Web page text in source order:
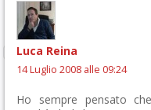
Luca Reina
14 Luglio 2008 alle 09:24
Ho sempre pensato